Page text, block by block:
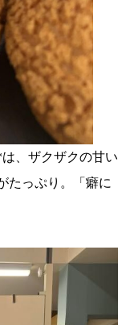
、ザクザクの甘い
たっぷり。「癖に